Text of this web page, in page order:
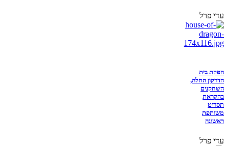
עדי פרל
הפקת בית
הדרקון החלה,
השחקנים
בהקראת
תסריט
משותפת
ראשונה
עדי פרל